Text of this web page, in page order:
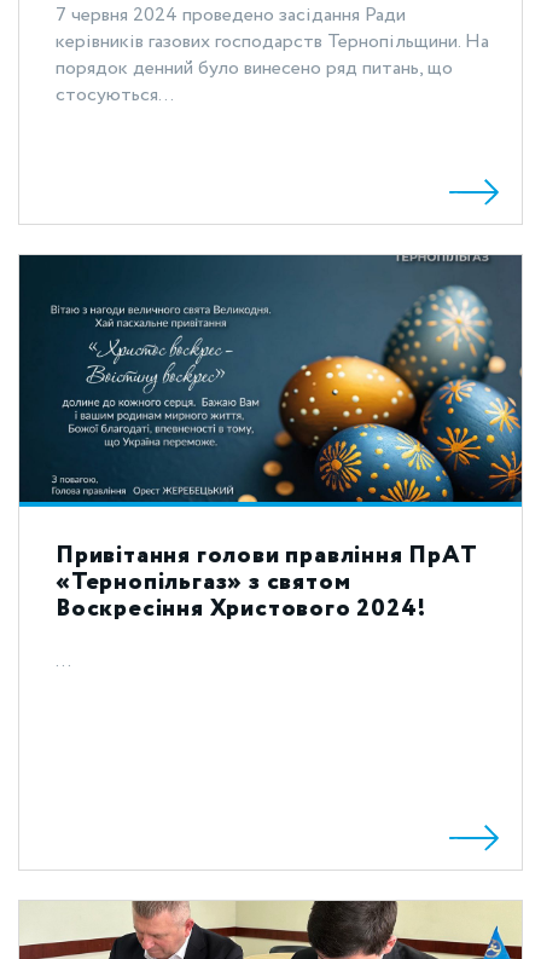
7 червня 2024 проведено засідання Ради
керівників газових господарств Тернопільщини. На
порядок денний було винесено ряд питань, що
стосуються...
Привітання голови правління ПрАТ
«Тернопільгаз» з святом
Воскресіння Христового 2024!
...